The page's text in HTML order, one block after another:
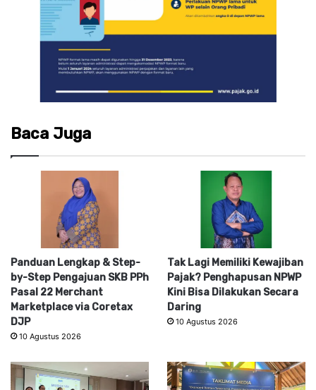
Baca Juga
Panduan Lengkap & Step-
by-Step Pengajuan SKB PPh
Pasal 22 Merchant
Marketplace via Coretax
DJP
10 Agustus 2026
Tak Lagi Memiliki Kewajiban
Pajak? Penghapusan NPWP
Kini Bisa Dilakukan Secara
Daring
10 Agustus 2026